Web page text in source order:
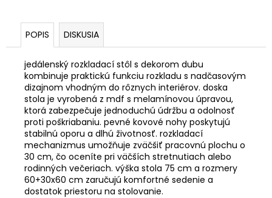
POPIS DISKUSIA
jedálenský rozkladací stôl s dekorom dubu
kombinuje praktickú funkciu rozkladu s nadčasovým
dizajnom vhodným do rôznych interiérov. doska
stola je vyrobená z mdf s melamínovou úpravou,
ktorá zabezpečuje jednoduchú údržbu a odolnosť
proti poškriabaniu. pevné kovové nohy poskytujú
stabilnú oporu a dlhú životnosť. rozkladací
mechanizmus umožňuje zväčšiť pracovnú plochu o
30 cm, čo oceníte pri väčších stretnutiach alebo
rodinných večeriach. výška stola 75 cm a rozmery
60+30x60 cm zaručujú komfortné sedenie a
dostatok priestoru na stolovanie.